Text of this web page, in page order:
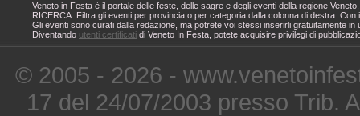
Veneto in Festa è il portale delle feste, delle sagre e degli eventi della regione
RICERCA: Filtra gli eventi per provincia o per categoria dalla colonna di destra.
Gli eventi sono curati dalla redazione, ma potrete voi stessi inserirli gratuitamente
Diventando utenti certificati di Veneto In Festa, potete acquisire privilegi di
© 2005 - 2026 -
17 del 24/07/2003 presso Trib.